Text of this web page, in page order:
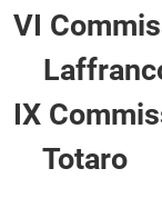
VI
IX